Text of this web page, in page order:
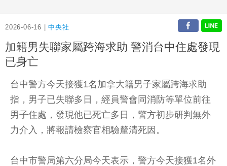
2026-06-16 |中央社
加籍男失聯家屬跨海求助 警消台中住處發現
已身亡
台中警方今天接獲1名加拿大籍男子家屬跨海求助
指，男子已失聯多日，經員警會同消防等單位前往
男子住處，發現他已死亡多日，警方初步研判無外
力介入，將報請檢察官相驗釐清死因。
台中市警局第六分局今天表示，警方今天接獲1名外